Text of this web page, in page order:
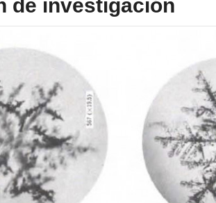
de investigación